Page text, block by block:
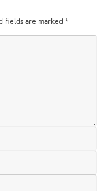
fields are marked *